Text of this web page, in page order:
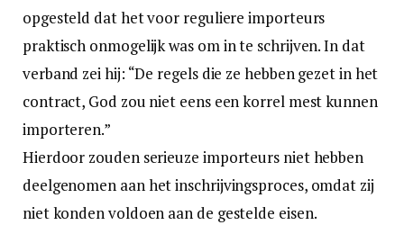
opgesteld dat het voor reguliere importeurs
praktisch onmogelijk was om in te schrijven. In dat
verband zei hij: “De regels die ze hebben gezet in het
contract, God zou niet eens een korrel mest kunnen
importeren.”
Hierdoor zouden serieuze importeurs niet hebben
deelgenomen aan het inschrijvingsproces, omdat zij
niet konden voldoen aan de gestelde eisen.